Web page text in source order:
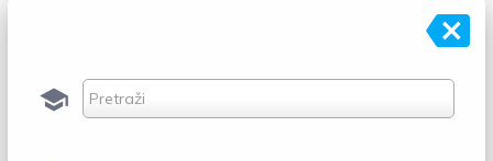
backspace
school Pretraži